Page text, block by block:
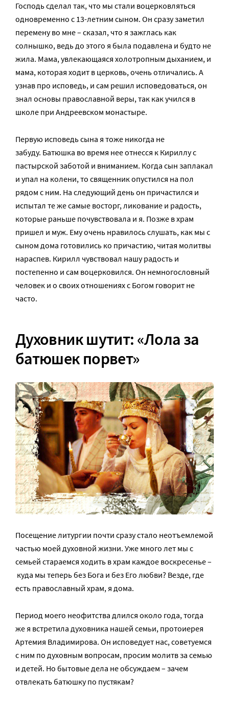
Господь сделал так, что мы стали воцерковляться
одновременно с 13-летним сыном. Он сразу заметил
перемену во мне – сказал, что я зажглась как
солнышко, ведь до этого я была подавлена и будто не
жила. Мама, увлекающаяся холотропным дыханием, и
мама, которая ходит в церковь, очень отличались. А
узнав про исповедь, и сам решил исповедоваться, он
знал основы православной веры, так как учился в
школе при Андреевском монастыре.
Первую исповедь сына я тоже никогда не
забуду. Батюшка во время нее отнесся к Кириллу с
пастырской заботой и вниманием. Когда сын заплакал
и упал на колени, то священник опустился на пол
рядом с ним. На следующий день он причастился и
испытал те же самые восторг, ликование и радость,
которые раньше почувствовала и я. Позже в храм
пришел и муж. Ему очень нравилось слушать, как мы с
сыном дома готовились ко причастию, читая молитвы
нараспев. Кирилл чувствовал нашу радость и
постепенно и сам воцерковился. Он немногословный
человек и о своих отношениях с Богом говорит не
часто.
Духовник шутит: «Лола за
батюшек порвет»
Посещение литургии почти сразу стало неотъемлемой
частью моей духовной жизни. Уже много лет мы с
семьей стараемся ходить в храм каждое воскресенье –
куда мы теперь без Бога и без Его любви? Везде, где
есть православный храм, я дома.
Период моего неофитства длился около года, тогда
же я встретила духовника нашей семьи, протоиерея
Артемия Владимирова. Он исповедует нас, советуемся
с ним по духовным вопросам, просим молитв за семью
и детей. Но бытовые дела не обсуждаем – зачем
отвлекать батюшку по пустякам?